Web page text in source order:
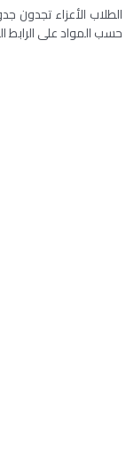
الطلاب الأعزاء تجدون
حسب المواد على الرابط